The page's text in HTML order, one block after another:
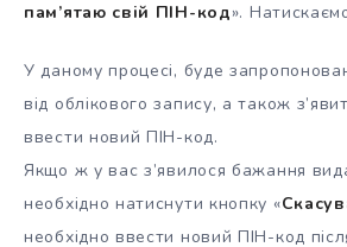
пам’ятаю свій ПІН-код».
У даному процесі, буде
від облікового запису, а також
ввести новий ПІН-код.
Якщо ж у вас з’явилося бажання
необхідно натиснути кнопку «
необхідно ввести новий ПІН-код